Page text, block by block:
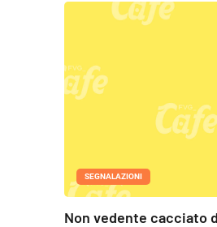
SEGNALAZIONI
Non vedente cacciato